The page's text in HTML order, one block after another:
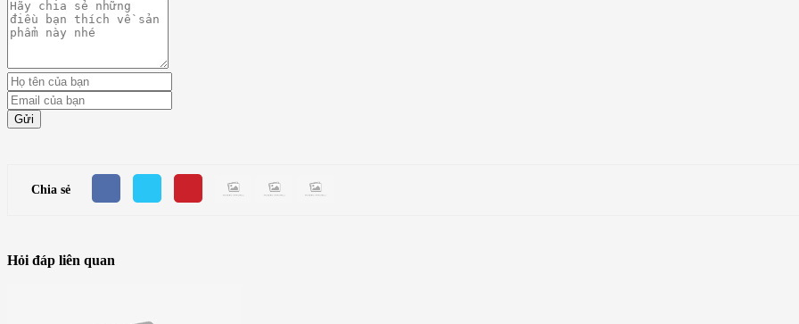
Gửi
Chia sẻ
Hỏi đáp liên quan